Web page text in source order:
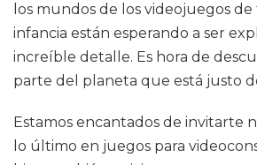
los mundos de los videojuegos
infancia están esperando a ser
increíble detalle. Es hora de
parte del planeta que está justo
Estamos encantados de invitarte
lo último en juegos para